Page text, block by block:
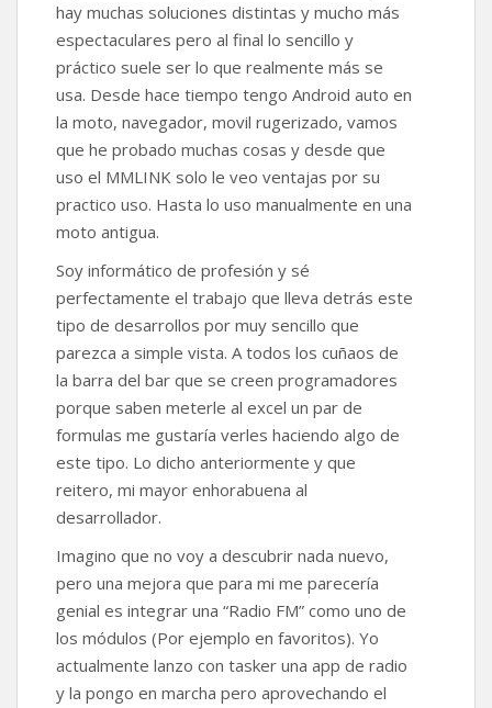
hay muchas soluciones distintas y mucho más
espectaculares pero al final lo sencillo y
práctico suele ser lo que realmente más se
usa. Desde hace tiempo tengo Android auto en
la moto, navegador, movil rugerizado, vamos
que he probado muchas cosas y desde que
uso el MMLINK solo le veo ventajas por su
practico uso. Hasta lo uso manualmente en una
moto antigua.
Soy informático de profesión y sé
perfectamente el trabajo que lleva detrás este
tipo de desarrollos por muy sencillo que
parezca a simple vista. A todos los cuñaos de
la barra del bar que se creen programadores
porque saben meterle al excel un par de
formulas me gustaría verles haciendo algo de
este tipo. Lo dicho anteriormente y que
reitero, mi mayor enhorabuena al
desarrollador.
Imagino que no voy a descubrir nada nuevo,
pero una mejora que para mi me parecería
genial es integrar una “Radio FM” como uno de
los módulos (Por ejemplo en favoritos). Yo
actualmente lanzo con tasker una app de radio
y la pongo en marcha pero aprovechando el